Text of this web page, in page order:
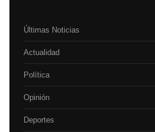
Últimas Noticias
Actualidad
Política
Opinión
Deportes